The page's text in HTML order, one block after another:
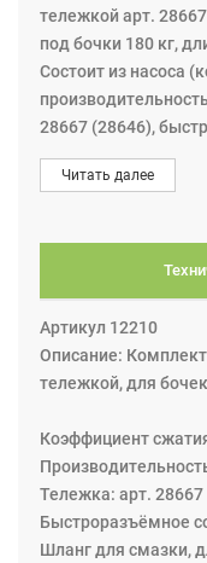
тележкой арт.
под бочки 180 кг,
Состоит из насоса
28667 (28646),
крышки на бочку,
поворотного
Читать далее
Артикул 12210
Описание:
тележкой, для
Коэффициент
Тележка: арт. 28667
Быстроразъёмное
Шланг для смазки,